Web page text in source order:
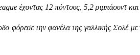
έχοντας 12 πόντους, 5,2 ριμπάουντ
φόρεσε την φανέλα της γαλλικής Σολέ